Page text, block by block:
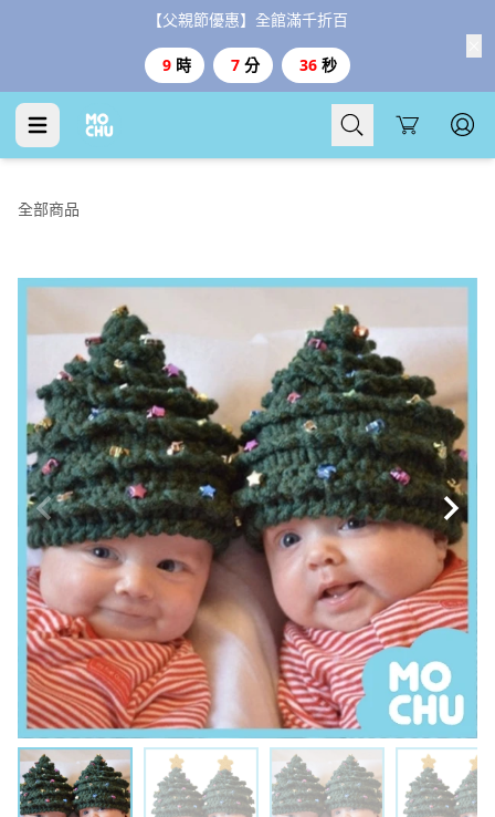
【父親節優惠】全館滿千折百
9 時 7 分 35 秒
Cart
全部商品